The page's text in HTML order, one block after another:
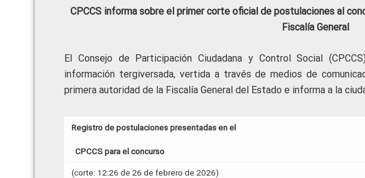
CPCCS informa sobre el primer corte oficial de postulaciones al
Fiscalía General
El Consejo de Participación Ciudadana y Control Social
información tergiversada, vertida a través de medios de
primera autoridad de la Fiscalía General del Estado e informa a la
Registro de postulaciones presentadas en el
CPCCS para el concurso
(corte: 12:26 de 26 de febrero de 2026)